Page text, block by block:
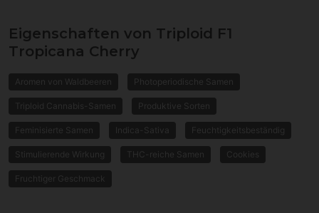
Eigenschaften von Triploid F1
Tropicana Cherry
Aromen von Waldbeeren Photoperiodische Samen
Triploid Cannabis-Samen Produktive Sorten
Feminisierte Samen Indica-Sativa Feuchtigkeitsbeständig
Stimulierende Wirkung THC-reiche Samen Cookies
Fruchtiger Geschmack